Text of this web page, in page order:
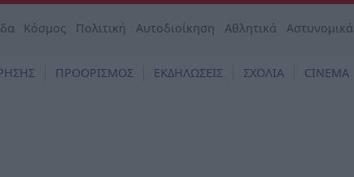
Κόσμος Πολιτική Αυτοδιοίκηση Αθλητικά Αστυνομικά
ΠΡΟΟΡΙΣΜΟΣ ΕΚΔΗΛΩΣΕΙΣ ΣΧΟΛΙΑ CINEMA